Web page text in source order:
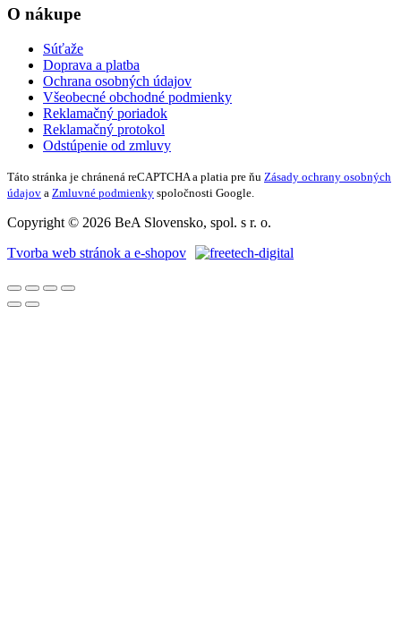
O nákupe
Súťaže
Doprava a platba
Ochrana osobných údajov
Všeobecné obchodné podmienky
Reklamačný poriadok
Reklamačný protokol
Odstúpenie od zmluvy
Táto stránka je chránená reCAPTCHA a platia pre ňu Zásady ochrany osobných
údajov a Zmluvné podmienky spoločnosti Google.
Copyright © 2026 BeA Slovensko, spol. s r. o.
Tvorba web stránok a e-shopov